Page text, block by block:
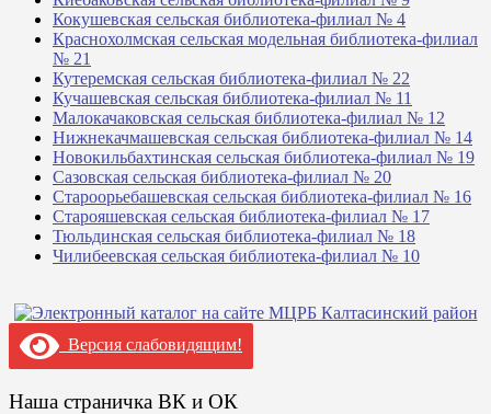
Кокушевская сельская библиотека-филиал № 4
Краснохолмская сельская модельная библиотека-филиал
№ 21
Кутеремская сельская библиотека-филиал № 22
Кучашевская сельская библиотека-филиал № 11
Малокачаковская сельская библиотека-филиал № 12
Нижнекачмашевская сельская библиотека-филиал № 14
Новокильбахтинская сельская библиотека-филиал № 19
Сазовская сельская библиотека-филиал № 20
Староорьебашевская сельская библиотека-филиал № 16
Старояшевская сельская библиотека-филиал № 17
Тюльдинская сельская библиотека-филиал № 18
Чилибеевская сельская библиотека-филиал № 10
Версия слабовидящим!
Наша страничка ВК и ОК